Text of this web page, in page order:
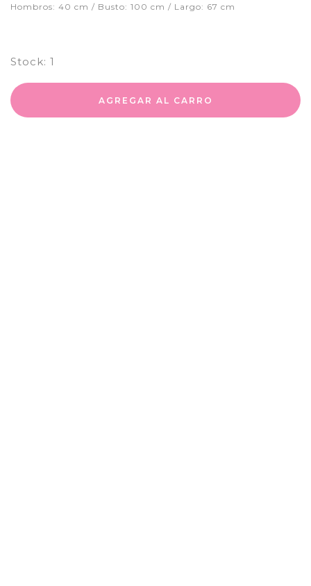
Hombros: 40 cm / Busto: 100 cm / Largo: 67 cm
Stock: 1
AGREGAR AL CARRO